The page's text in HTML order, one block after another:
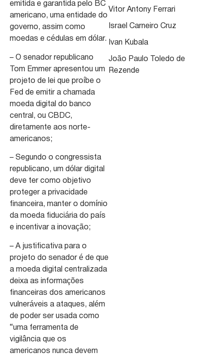
emitida e garantida pelo BC
americano, uma entidade do
governo, assim como
moedas e cédulas em dólar.
– O senador republicano
Tom Emmer apresentou um
projeto de lei que proíbe o
Fed de emitir a chamada
moeda digital do banco
central, ou CBDC,
diretamente aos norte-
americanos;
– Segundo o congressista
republicano, um dólar digital
deve ter como objetivo
proteger a privacidade
financeira, manter o domínio
da moeda fiduciária do país
e incentivar a inovação;
– A justificativa para o
projeto do senador é de que
a moeda digital centralizada
deixa as informações
financeiras dos americanos
vulneráveis a ataques, além
de poder ser usada como
“uma ferramenta de
vigilância que os
americanos nunca devem
Vitor Antony Ferrari
Israel Carneiro Cruz
Ivan Kubala
João Paulo Toledo de
Rezende